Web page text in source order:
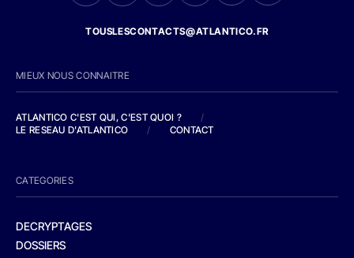
TOUSLESCONTACTS@ATLANTICO.FR
MIEUX NOUS CONNAITRE
ATLANTICO C'EST QUI, C'EST QUOI ?
/
LE RESEAU D'ATLANTICO
/ CONTACT
CATEGORIES
DECRYPTAGES
DOSSIERS